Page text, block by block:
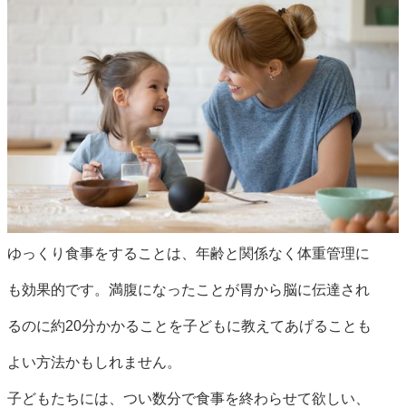
ゆっくり食事をすることは、年齢と関係なく体重管理に
も効果的です。満腹になったことが胃から脳に伝達され
るのに約20分かかることを子どもに教えてあげることも
よい方法かもしれません。
子どもたちには、つい数分で食事を終わらせて欲しい、